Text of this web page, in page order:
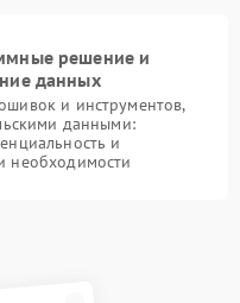
решение и
данных
и инструментов,
данными:
и
необходимости